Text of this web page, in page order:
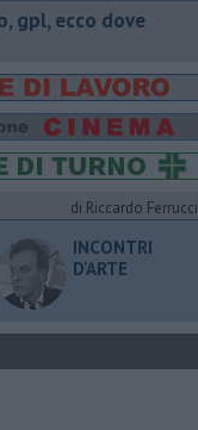
gpl, ecco dove
di Riccardo Ferrucci
INCONTRI
D'ARTE